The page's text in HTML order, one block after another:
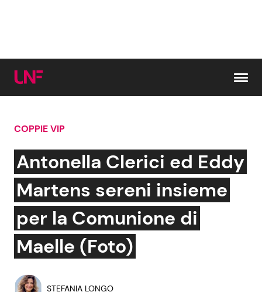
Cerca:
News e Cronaca
Attualità Italiana
Dal Mondo
Economia
Gossip e TV
Bellezze VIP
COPPIE VIP
Antonella Clerici ed Eddy
Martens sereni insieme
per la Comunione di
Maelle (Foto)
STEFANIA LONGO